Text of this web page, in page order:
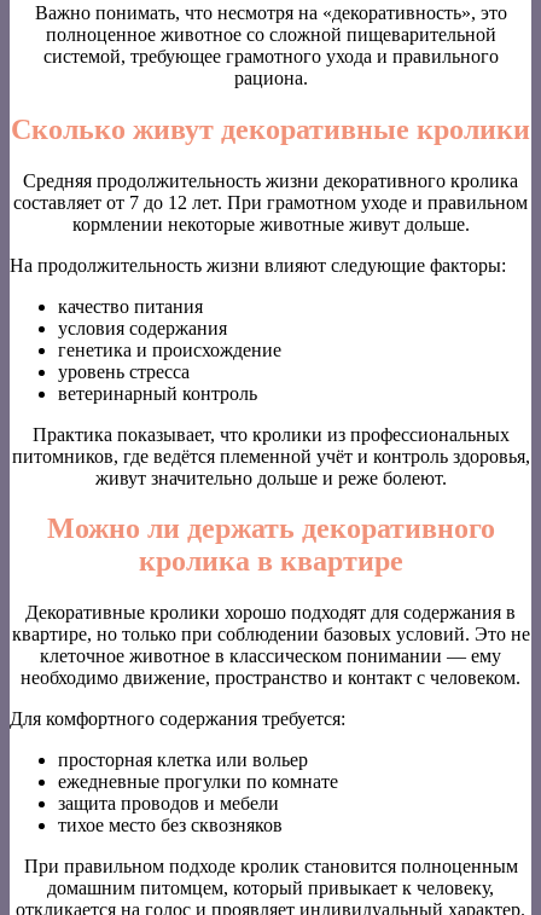
Важно понимать, что несмотря на «декоративность», это
полноценное животное со сложной пищеварительной
системой, требующее грамотного ухода и правильного
рациона.
Сколько живут декоративные кролики
Средняя продолжительность жизни декоративного кролика
составляет от 7 до 12 лет. При грамотном уходе и правильном
кормлении некоторые животные живут дольше.
На продолжительность жизни влияют следующие факторы:
качество питания
условия содержания
генетика и происхождение
уровень стресса
ветеринарный контроль
Практика показывает, что кролики из профессиональных
питомников, где ведётся племенной учёт и контроль здоровья,
живут значительно дольше и реже болеют.
Можно ли держать декоративного
кролика в квартире
Декоративные кролики хорошо подходят для содержания в
квартире, но только при соблюдении базовых условий. Это не
клеточное животное в классическом понимании — ему
необходимо движение, пространство и контакт с человеком.
Для комфортного содержания требуется:
просторная клетка или вольер
ежедневные прогулки по комнате
защита проводов и мебели
тихое место без сквозняков
При правильном подходе кролик становится полноценным
домашним питомцем, который привыкает к человеку,
откликается на голос и проявляет индивидуальный характер.